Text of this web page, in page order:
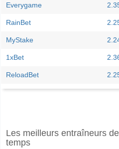
Everygame
RainBet
MyStake
1xBet
ReloadBet
Le match entre Almeria v CD
Les meilleurs entraîneurs
temps